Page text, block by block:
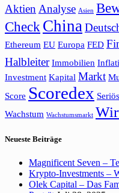
AktienAnalyse Asien
Check China
Ethereum EU Europa FED
Halbleiter Immobilien
Investment Kapital Markt
Score Scoredex Seriös
Wachstum Wachstumsmarkt
Neueste Beiträge
Magnificent Seven –
Krypto-Investments –
Olek Capital – Das